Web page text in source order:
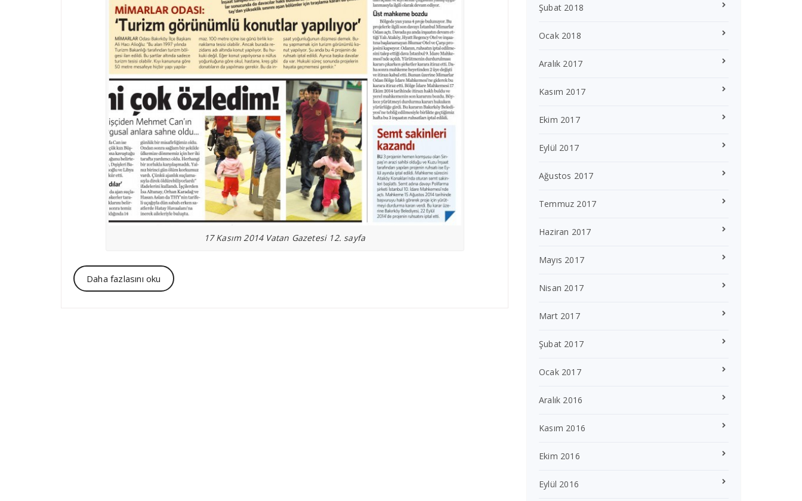
17 Kasım 2014 Vatan Gazetesi 12. sayfa
Daha fazlasını oku
Şubat 2018
Ocak 2018
Aralık 2017
Kasım 2017
Ekim 2017
Eylül 2017
Ağustos 2017
Temmuz 2017
Haziran 2017
Mayıs 2017
Nisan 2017
Mart 2017
Şubat 2017
Ocak 2017
Aralık 2016
Kasım 2016
Ekim 2016
Eylül 2016